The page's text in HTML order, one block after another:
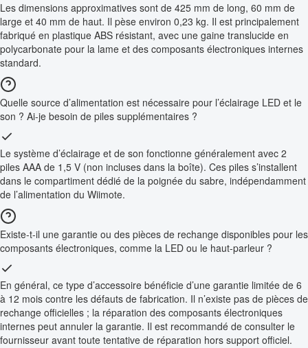
Les dimensions approximatives sont de 425 mm de long, 60 mm de
large et 40 mm de haut. Il pèse environ 0,23 kg. Il est principalement
fabriqué en plastique ABS résistant, avec une gaine translucide en
polycarbonate pour la lame et des composants électroniques internes
standard.
Quelle source d’alimentation est nécessaire pour l’éclairage LED et le
son ? Ai-je besoin de piles supplémentaires ?
Le système d’éclairage et de son fonctionne généralement avec 2
piles AAA de 1,5 V (non incluses dans la boîte). Ces piles s’installent
dans le compartiment dédié de la poignée du sabre, indépendamment
de l’alimentation du Wiimote.
Existe-t-il une garantie ou des pièces de rechange disponibles pour les
composants électroniques, comme la LED ou le haut-parleur ?
En général, ce type d’accessoire bénéficie d’une garantie limitée de 6
à 12 mois contre les défauts de fabrication. Il n’existe pas de pièces de
rechange officielles ; la réparation des composants électroniques
internes peut annuler la garantie. Il est recommandé de consulter le
fournisseur avant toute tentative de réparation hors support officiel.